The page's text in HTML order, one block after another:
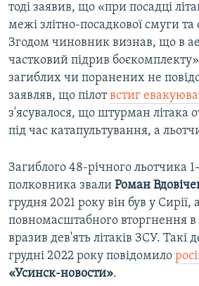
тоді заявив, що «при посадці
межі злітно-посадкової смуги та
Згодом чиновник визнав, що в
частковий підрив
загиблих чи поранених не
заявляв, що пілотвстиг
з'ясувалося, що штурман літака
під час катапультування, а
Загиблого 48-річного льотчика
полковника звали Роман
грудня 2021 року він був у Сирії,
повномасштабного вторгнення в
вразив дев'ять літаків ЗСУ. Такі
грудні 2022 року повідомило
«Усинск-новости».